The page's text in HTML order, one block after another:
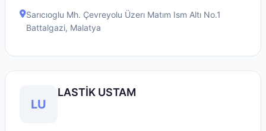
Sarıcıoglu Mh. Çevreyolu Üzerı Matım Ism Altı No.1
Battalgazi, Malatya
LU
LASTİK USTAM